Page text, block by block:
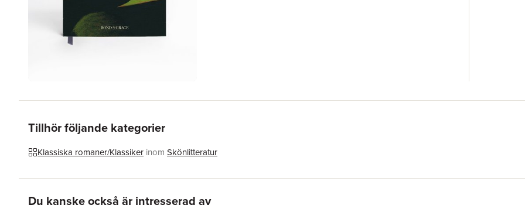
Tillhör följande kategorier
Klassiska romaner/Klassiker inom Skönlitteratur
Du kanske också är intresserad av